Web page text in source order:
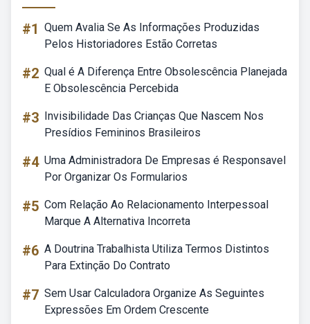
#1 Quem Avalia Se As Informações Produzidas
Pelos Historiadores Estão Corretas
#2 Qual é A Diferença Entre Obsolescência Planejada
E Obsolescência Percebida
#3 Invisibilidade Das Crianças Que Nascem Nos
Presídios Femininos Brasileiros
#4 Uma Administradora De Empresas é Responsavel
Por Organizar Os Formularios
#5 Com Relação Ao Relacionamento Interpessoal
Marque A Alternativa Incorreta
#6 A Doutrina Trabalhista Utiliza Termos Distintos
Para Extinção Do Contrato
#7 Sem Usar Calculadora Organize As Seguintes
Expressões Em Ordem Crescente